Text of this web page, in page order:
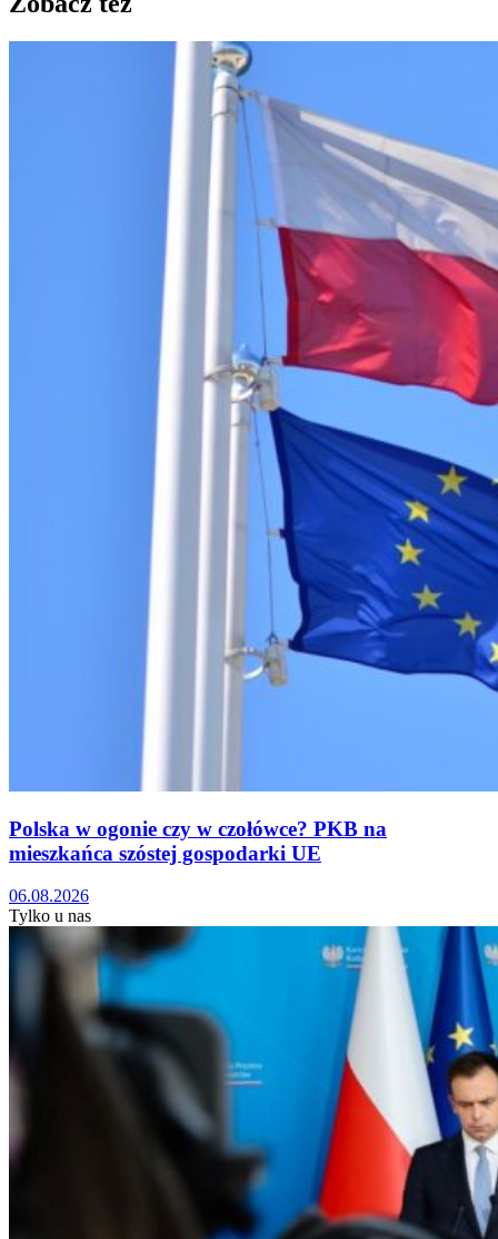
Polska w ogonie czy w czołówce? PKB na
mieszkańca szóstej gospodarki UE
06.08.2026
Tylko u nas